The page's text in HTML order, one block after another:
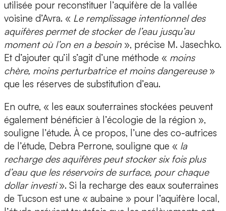
utilisée pour reconstituer l’aquifère de la vallée
voisine d’Avra. « Le remplissage intentionnel des
aquifères permet de stocker de l’eau jusqu’au
moment où l’on en a besoin », précise M. Jasechko.
Et d’ajouter qu’il s’agit d’une méthode « moins
chère, moins perturbatrice et moins dangereuse»
que les réserves de substitution d’eau.
En outre, « les eaux souterraines stockées peuvent
également bénéficier à l’écologie de la région »,
souligne l’étude. À ce propos, l’une des co-autrices
de l’étude, Debra Perrone, souligne que « la
recharge des aquifères peut stocker six fois plus
d’eau que les réservoirs de surface, pour chaque
dollar investi». Si la recharge des eaux souterraines
de Tucson est une « aubaine » pour l’aquifère local,